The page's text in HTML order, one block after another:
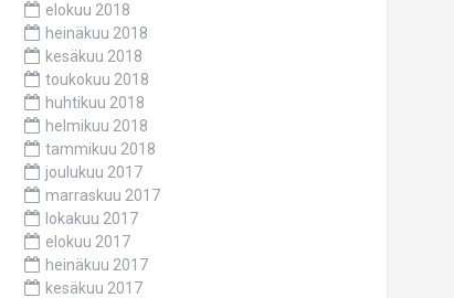
elokuu 2018
heinäkuu 2018
kesäkuu 2018
toukokuu 2018
huhtikuu 2018
helmikuu 2018
tammikuu 2018
joulukuu 2017
marraskuu 2017
lokakuu 2017
elokuu 2017
heinäkuu 2017
kesäkuu 2017